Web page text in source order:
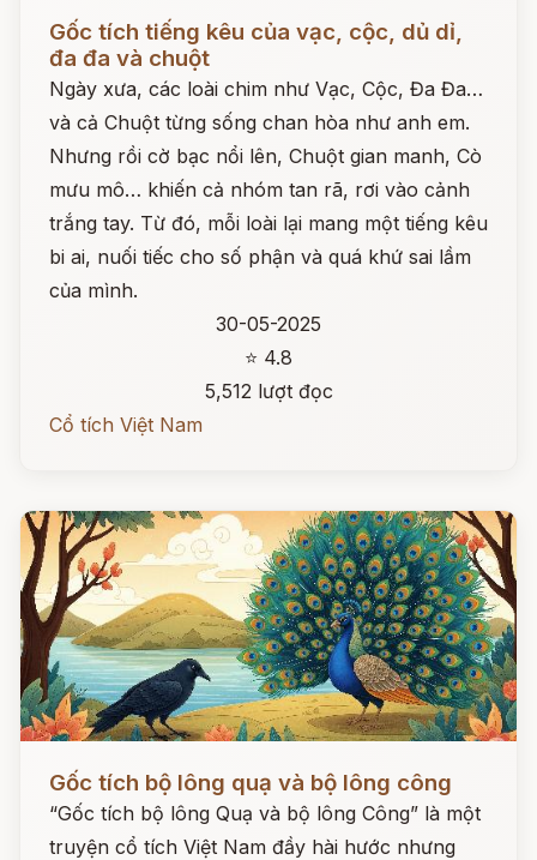
Đọc ngay
Gốc tích tiếng kêu của vạc, cộc, dủ dỉ,
đa đa và chuột
Ngày xưa, các loài chim như Vạc, Cộc, Đa Đa…
và cả Chuột từng sống chan hòa như anh em.
Nhưng rồi cờ bạc nổi lên, Chuột gian manh, Cò
mưu mô… khiến cả nhóm tan rã, rơi vào cảnh
trắng tay. Từ đó, mỗi loài lại mang một tiếng kêu
bi ai, nuối tiếc cho số phận và quá khứ sai lầm
của mình.
30-05-2025
⭐ 4.8
5,512 lượt đọc
Cổ tích Việt Nam
Đọc ngay
Gốc tích bộ lông quạ và bộ lông công
“Gốc tích bộ lông Quạ và bộ lông Công” là một
truyện cổ tích Việt Nam đầy hài hước nhưng